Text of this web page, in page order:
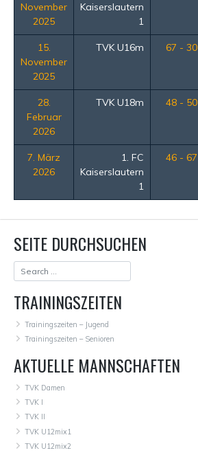
November
2025
Kaiserslautern
1
15.
November
2025
TVK U16m 67 - 30
28.
Februar
2026
TVK U18m 48 - 50
7. März
2026
1. FC
Kaiserslautern
1
46 - 67
SEITE DURCHSUCHEN
TRAININGSZEITEN
Trainingszeiten – Jugend
Trainingszeiten – Senioren
AKTUELLE MANNSCHAFTEN
TVK Damen
TVK I
TVK II
TVK U12mix1
TVK U12mix2